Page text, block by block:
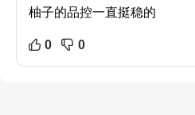
柚子的品控一直挺稳的
0 0